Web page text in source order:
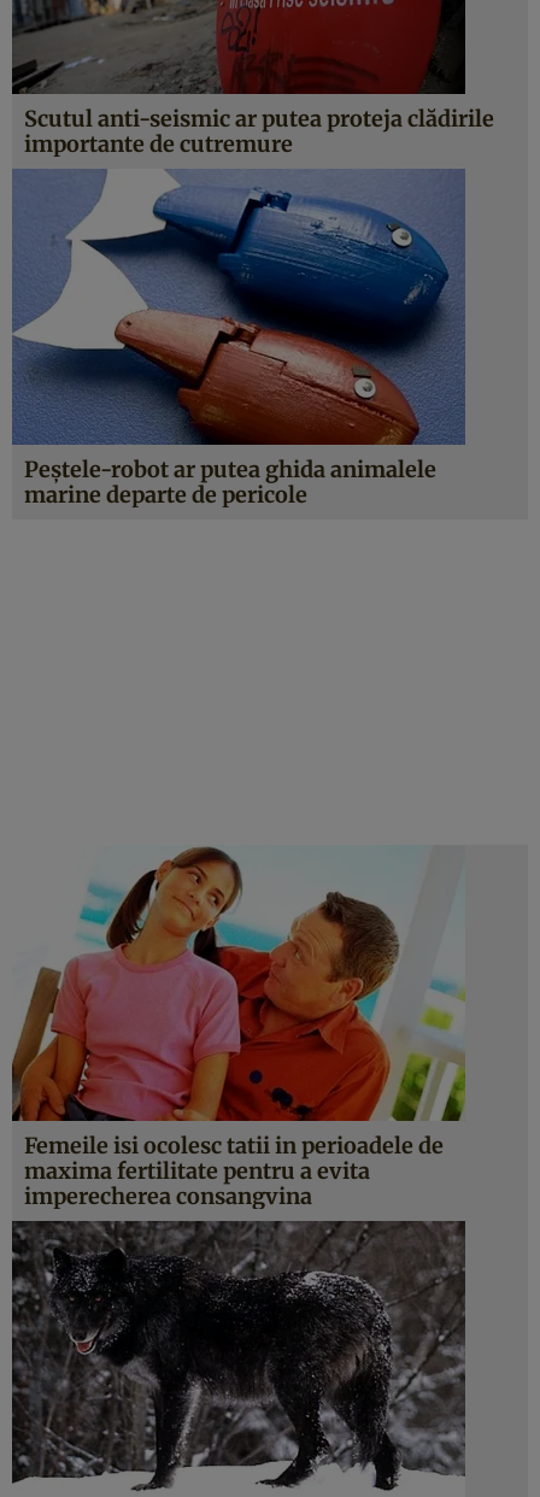
Scutul anti-seismic ar putea proteja clădirile
importante de cutremure
Peştele-robot ar putea ghida animalele
marine departe de pericole
Femeile isi ocolesc tatii in perioadele de
maxima fertilitate pentru a evita
imperecherea consangvina